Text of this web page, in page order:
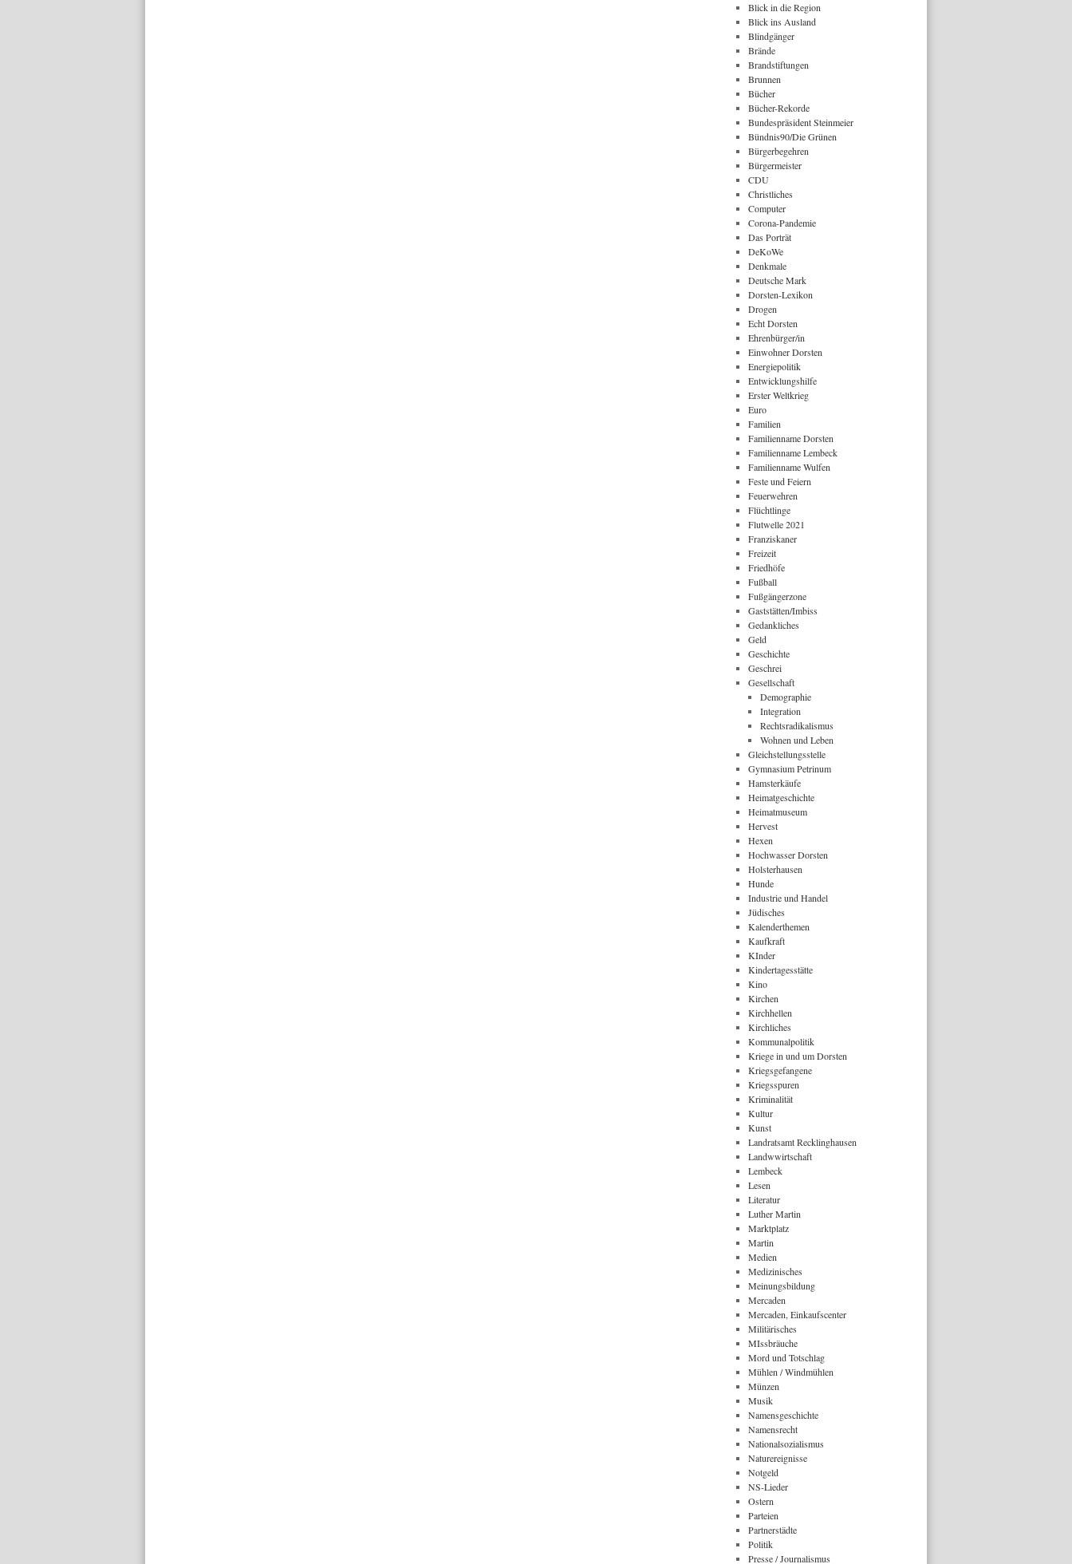
Blick in die Region
Blick ins Ausland
Blindgänger
Brände
Brandstiftungen
Brunnen
Bücher
Bücher-Rekorde
Bundespräsident Steinmeier
Bündnis90/Die Grünen
Bürgerbegehren
Bürgermeister
CDU
Christliches
Computer
Corona-Pandemie
Das Porträt
DeKoWe
Denkmale
Deutsche Mark
Dorsten-Lexikon
Drogen
Echt Dorsten
Ehrenbürger/in
Einwohner Dorsten
Energiepolitik
Entwicklungshilfe
Erster Weltkrieg
Euro
Familien
Familienname Dorsten
Familienname Lembeck
Familienname Wulfen
Feste und Feiern
Feuerwehren
Flüchtlinge
Flutwelle 2021
Franziskaner
Freizeit
Friedhöfe
Fußball
Fußgängerzone
Gaststätten/Imbiss
Gedankliches
Geld
Geschichte
Geschrei
Gesellschaft
Demographie
Integration
Rechtsradikalismus
Wohnen und Leben
Gleichstellungsstelle
Gymnasium Petrinum
Hamsterkäufe
Heimatgeschichte
Heimatmuseum
Hervest
Hexen
Hochwasser Dorsten
Holsterhausen
Hunde
Industrie und Handel
Jüdisches
Kalenderthemen
Kaufkraft
KInder
Kindertagesstätte
Kino
Kirchen
Kirchhellen
Kirchliches
Kommunalpolitik
Kriege in und um Dorsten
Kriegsgefangene
Kriegsspuren
Kriminalität
Kultur
Kunst
Landratsamt Recklinghausen
Landwwirtschaft
Lembeck
Lesen
Literatur
Luther Martin
Marktplatz
Martin
Medien
Medizinisches
Meinungsbildung
Mercaden
Mercaden, Einkaufscenter
Militärisches
MIssbräuche
Mord und Totschlag
Mühlen / Windmühlen
Münzen
Musik
Namensgeschichte
Namensrecht
Nationalsozialismus
Naturereignisse
Notgeld
NS-Lieder
Ostern
Parteien
Partnerstädte
Politik
Presse / Journalismus